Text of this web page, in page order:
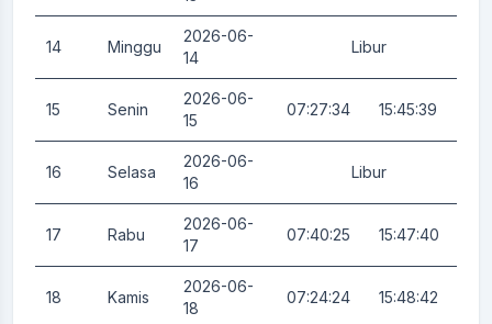
14 Minggu
2026-06-
14
Libur
15 Senin
2026-06-
15
07:27:34 15:45:39
16 Selasa
2026-06-
16
Libur
17 Rabu
2026-06-
17
07:40:25 15:47:40
18 Kamis
2026-06-
18
07:24:24 15:48:42